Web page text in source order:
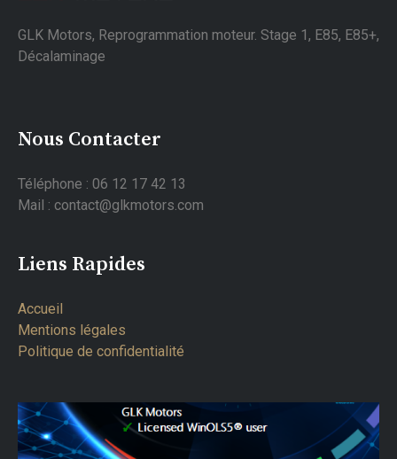
GLK Motors, Reprogrammation moteur. Stage 1, E85, E85+,
Décalaminage
Nous Contacter
Téléphone : 06 12 17 42 13
Mail : contact@glkmotors.com
Liens Rapides
Accueil
Mentions légales
Politique de confidentialité